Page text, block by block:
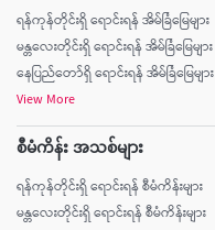
ရန်ကုန်တိုင်းရှိ ရောင်းရန် အိမ်ခြံမြေများ
မန္တလေးတိုင်းရှိ ရောင်းရန် အိမ်ခြံမြေများ
နေပြည်တော်ရှိ ရောင်းရန် အိမ်ခြံမြေများ
View More
စီမံကိန်း အသစ်များ
ရန်ကုန်တိုင်းရှိ ရောင်းရန် စီမံကိန်းများ
မန္တလေးတိုင်းရှိ ရောင်းရန် စီမံကိန်းများ